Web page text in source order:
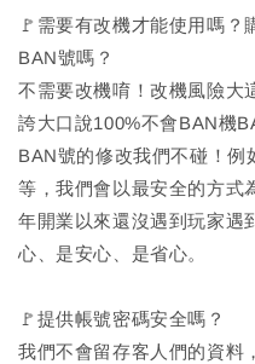
🚩需要有改機才能使用嗎？
BAN號嗎？
不需要改機唷！改機風險大
誇大口說100%不會BAN機
BAN號的修改我們不碰！例
等，我們會以最安全的方式
年開業以來還沒遇到玩家遇
心、是安心、是省心。
🚩提供帳號密碼安全嗎？
我們不會留存客人們的資料